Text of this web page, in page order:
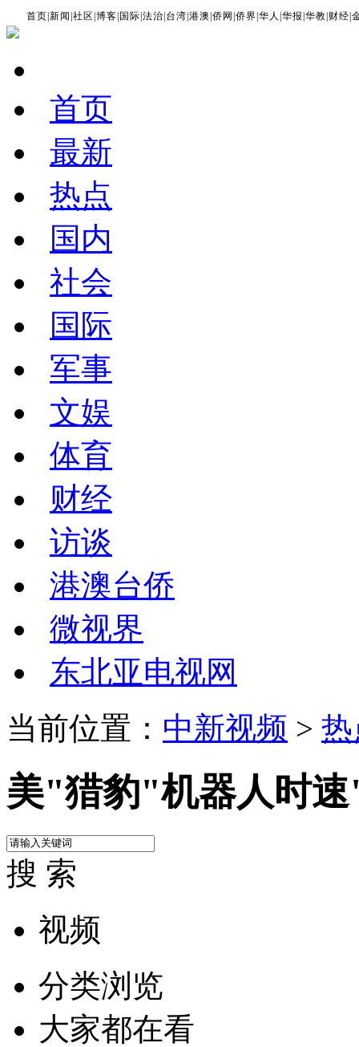
首页 |新闻 |社区 |博客 国际 |法治 台湾 |港澳 |侨网 |侨界 |华人 |华报 |华教 财经 |
首页
最新
热点
国内
社会
国际
军事
文娱
体育
财经
访谈
港澳台侨
微视界
东北亚电视网
当前位置： 中新视频 >
美"猎豹"机器人时
搜 索
视频
分类浏览
大家都在看